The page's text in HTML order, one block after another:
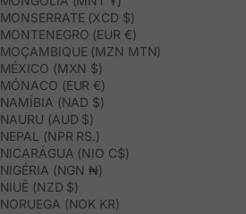
MONSERRATE (XCD $)
MONTENEGRO (EUR €)
MOÇAMBIQUE (MZN MTN)
MÉXICO (MXN $)
MÓNACO (EUR €)
NAMÍBIA (NAD $)
NAURU (AUD $)
NEPAL (NPR RS.)
NICARÁGUA (NIO C$)
NIGÉRIA (NGN ₦)
NIUÊ (NZD $)
NORUEGA (NOK KR)